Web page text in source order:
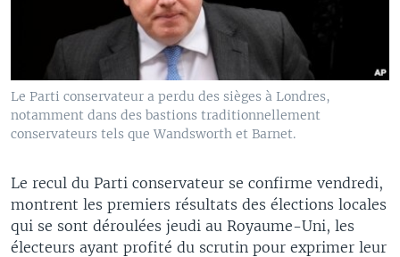
Le Parti conservateur a perdu des sièges à Londres,
notamment dans des bastions traditionnellement
conservateurs tels que Wandsworth et Barnet.
Le recul du Parti conservateur se confirme vendredi,
montrent les premiers résultats des élections locales
qui se sont déroulées jeudi au Royaume-Uni, les
électeurs ayant profité du scrutin pour exprimer leur